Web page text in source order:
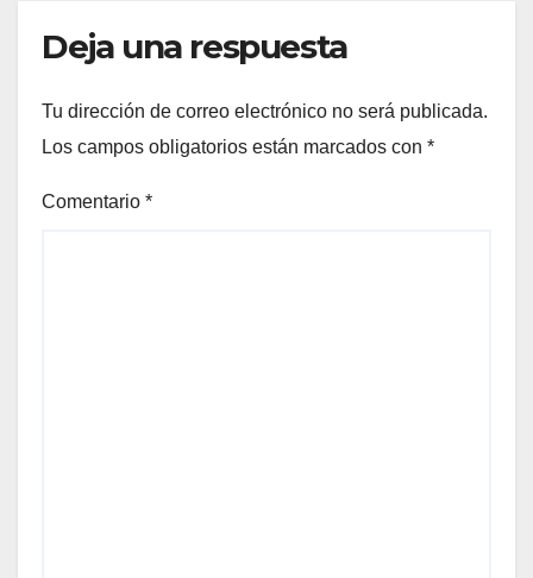
Deja una respuesta
Tu dirección de correo electrónico no será publicada.
Los campos obligatorios están marcados con *
Comentario *